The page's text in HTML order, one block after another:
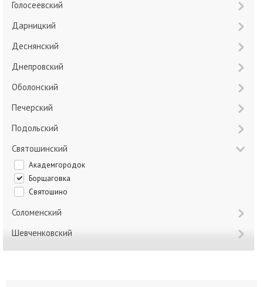
Голосеевский
Дарницкий
Деснянский
Днепровский
Оболонский
Печерский
Подольский
Святошинский
Академгородок
Борщаговка
Святошино
Соломенский
Шевченковский